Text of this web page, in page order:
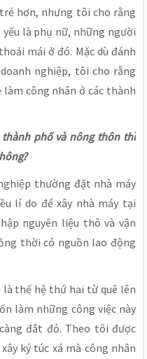
hơn, nhưng tôi cho rằng
là phụ nữ, những người
mái ở đó. Mặc dù đánh
nghiệp, tôi cho rằng
công nhân ở các thành
thành phố và nông thôn thì
thường đặt nhà máy
lí do để xây nhà máy tại
nguyên liệu thô và vận
thời có nguồn lao động
thế hệ thứ hai từ quê lên
làm những công việc này
đắt đỏ. Theo tôi được
ký túc xá mà công nhân